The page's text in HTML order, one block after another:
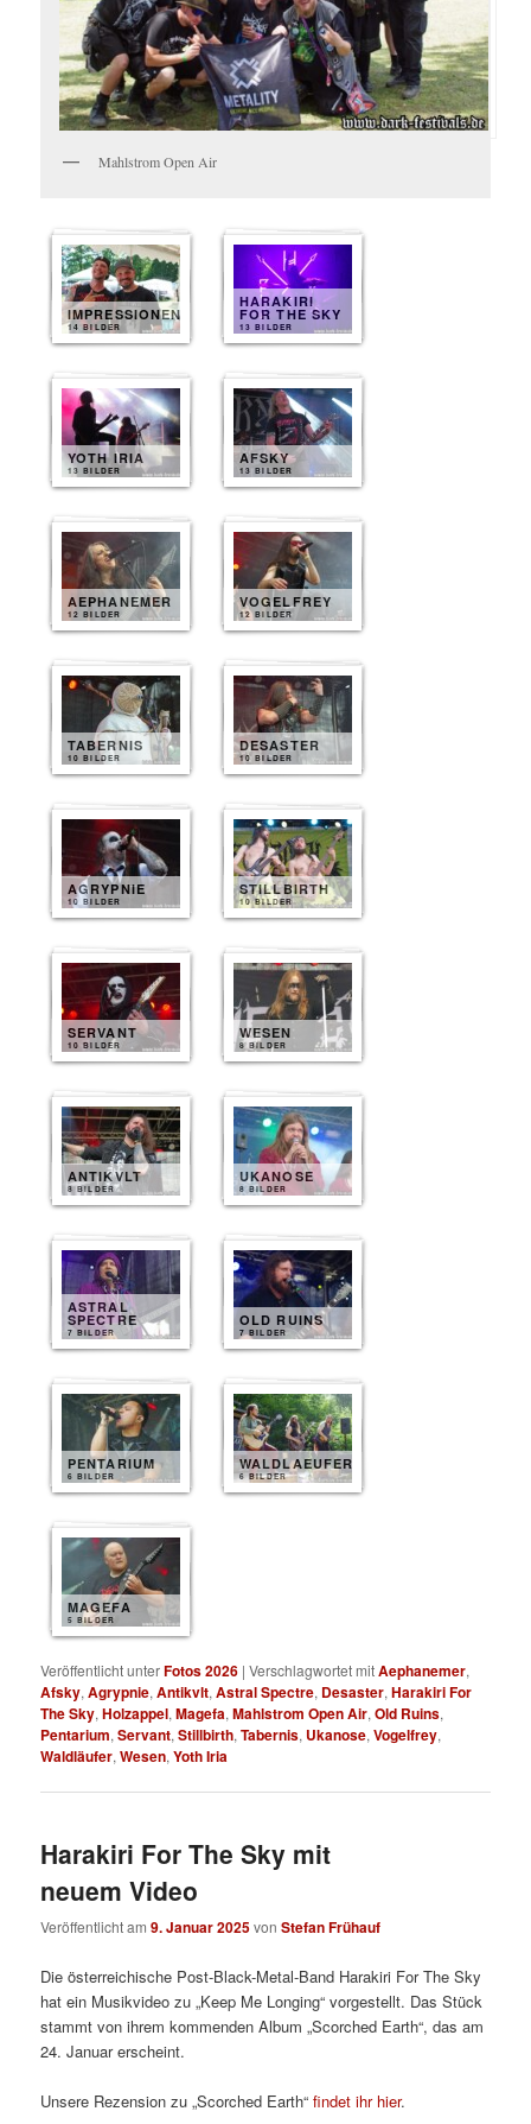
Mahlstrom Open Air
IMPRESSIONEN
14 BILDER
HARAKIRI
FOR THE SKY
13 BILDER
YOTH IRIA
13 BILDER
AFSKY
13 BILDER
AEPHANEMER
12 BILDER
VOGELFREY
12 BILDER
TABERNIS
10 BILDER
DESASTER
10 BILDER
AGRYPNIE
10 BILDER
STILLBIRTH
10 BILDER
SERVANT
10 BILDER
WESEN
8 BILDER
ANTIKVLT
8 BILDER
UKANOSE
8 BILDER
ASTRAL
SPECTRE
7 BILDER
OLD RUINS
7 BILDER
PENTARIUM
6 BILDER
WALDLAEUFER
6 BILDER
MAGEFA
5 BILDER
Veröffentlicht unterFotos 2026 |Verschlagwortet mitAephanemer,
Afsky,Agrypnie,Antikvlt,Astral Spectre, Desaster,Harakiri For
The Sky,Holzappel,Magefa,Mahlstrom Open Air,Old Ruins,
Pentarium,Servant,Stillbirth,Tabernis, Ukanose,Vogelfrey,
Waldläufer,Wesen,Yoth Iria
Harakiri For The Sky mit
neuem Video
Veröffentlicht am9. Januar 2025vonStefan Frühauf
Die österreichische Post-Black-Metal-Band Harakiri For The Sky
hat ein Musikvideo zu „Keep Me Longing“ vorgestellt. Das Stück
stammt von ihrem kommenden Album „Scorched Earth“, das am
24. Januar erscheint.
Unsere Rezension zu „Scorched Earth“findet ihr hier.